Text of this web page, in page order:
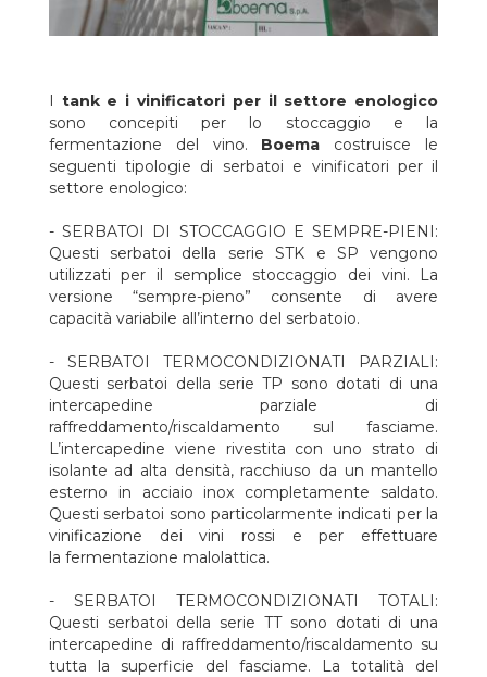
una intercapedine molto estesa e una coibentazione totale e
- AUTOCLAVI COLLAUDATE: Questi serbatoi della serie AC
vengono utilizzati per la spumantizzazione dei vini. Essi sono
concepiti per lavorare in pressione (6 bar)e sono dotati di una
intercapedine di raffreddamento su tutta la superficie del
fasciame. La totalità del serbatoio viene rivestita con uno strato
di isolante ad alta densità e di spessore molto elevato (80 mm),
completamente saldato.
- VINIFICATORI ORIZZONTALI E VERTICALI: I vinificatori delle
serie VO e VV vengono utilizzati per la vinificazione dei vini
rossi. Essi sono dotati di agitatore ad aspo con pale per
ottimizzare l’estrazione del colore e di tutte le sostanze
sistema di vinificazione è molto interessante in quanto
garantisce un’ottima resa di estrazione con un risparmio
notevole di manodopera.
I tank e i vinificatori per il settore enologico
sono concepiti per lo stoccaggio e la
fermentazione del vino. Boema costruisce le
seguenti tipologie di serbatoi e vinificatori per il
settore enologico:
- SERBATOI DI STOCCAGGIO E SEMPRE-PIENI:
Questi serbatoi della serie STK e SP vengono
utilizzati per il semplice stoccaggio dei vini. La
versione “sempre-pieno” consente di avere
capacità variabile all’interno del serbatoio.
- SERBATOI TERMOCONDIZIONATI PARZIALI:
Questi serbatoi della serie TP sono dotati di una
intercapedine parziale di
raffreddamento/riscaldamento sul fasciame.
L’intercapedine viene rivestita con uno strato di
isolante ad alta densità, racchiuso da un mantello
esterno in acciaio inox completamente saldato.
Questi serbatoi sono particolarmente indicati per la
vinificazione dei vini rossi e per effettuare
la fermentazione malolattica.
- SERBATOI TERMOCONDIZIONATI TOTALI:
Questi serbatoi della serie TT sono dotati di una
intercapedine di raffreddamento/riscaldamento su
tutta la superficie del fasciame. La totalità del